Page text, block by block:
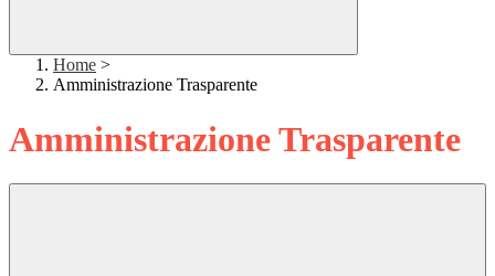
Home >
Amministrazione Trasparente
Amministrazione Trasparente